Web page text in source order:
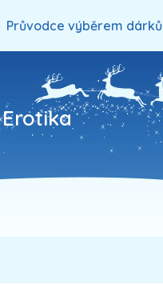
Průvodce výběrem dárků
Erotika